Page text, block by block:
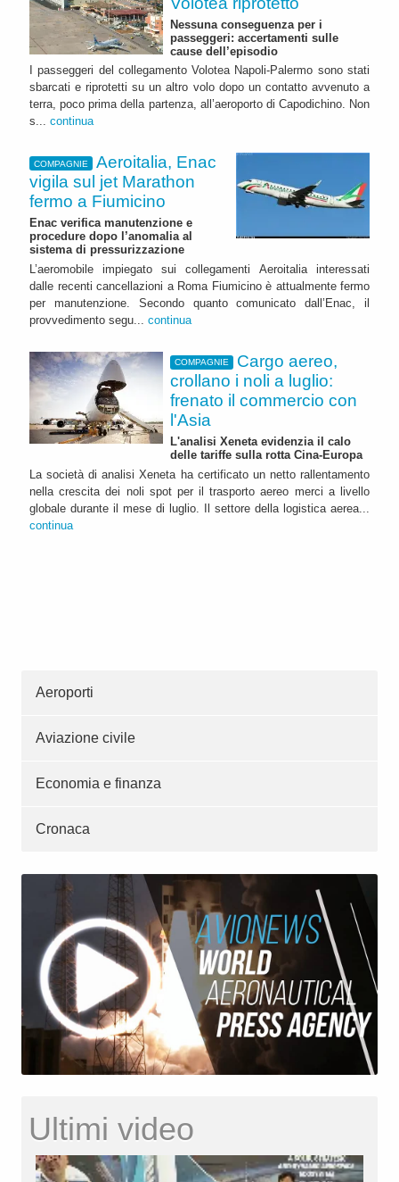
Nessuna conseguenza per i
passeggeri: accertamenti sulle
cause dell’episodio
I passeggeri del collegamento Volotea Napoli-Palermo sono stati
sbarcati e riprotetti su un altro volo dopo un contatto avvenuto a
terra, poco prima della partenza, all’aeroporto di Capodichino. Non
s... continua
COMPAGNIE
Aeroitalia, Enac
vigila sul jet Marathon
fermo a Fiumicino
Enac verifica manutenzione e
procedure dopo l’anomalia al
sistema di pressurizzazione
L’aeromobile impiegato sui collegamenti Aeroitalia interessati
dalle recenti cancellazioni a Roma Fiumicino è attualmente fermo
per manutenzione. Secondo quanto comunicato dall’Enac, il
provvedimento segu... continua
COMPAGNIE
Cargo aereo,
crollano i noli a luglio:
frenato il commercio con
l'Asia
L'analisi Xeneta evidenzia il calo
delle tariffe sulla rotta Cina-Europa
La società di analisi Xeneta ha certificato un netto rallentamento
nella crescita dei noli spot per il trasporto aereo merci a livello
globale durante il mese di luglio. Il settore della logistica aerea...
continua
Aeroporti
Aviazione civile
Economia e finanza
Cronaca
Ultimi video